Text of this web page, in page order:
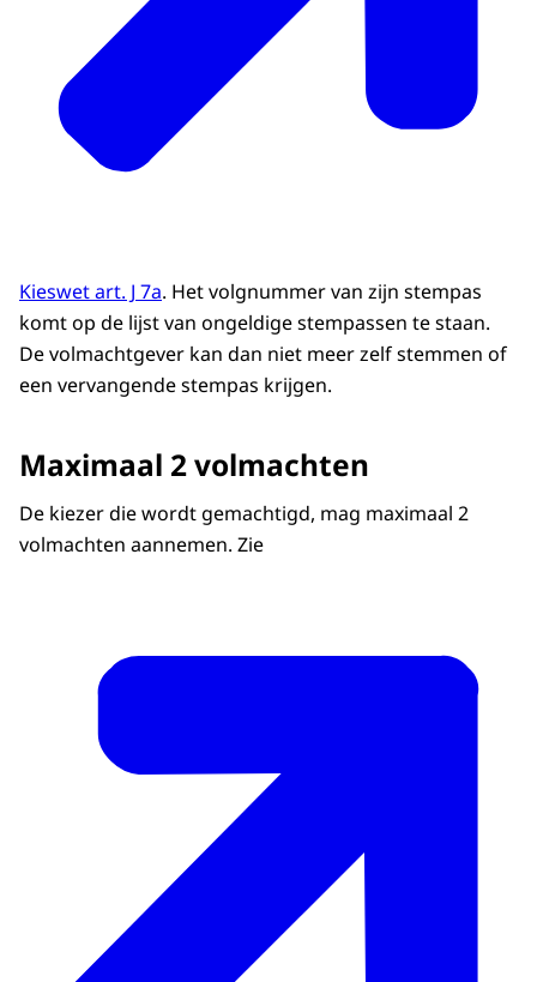
Kieswet art. J 7a. Het volgnummer van zijn stempas
komt op de lijst van ongeldige stempassen te staan.
De volmachtgever kan dan niet meer zelf stemmen of
een vervangende stempas krijgen.
Maximaal 2 volmachten
De kiezer die wordt gemachtigd, mag maximaal 2
volmachten aannemen. Zie